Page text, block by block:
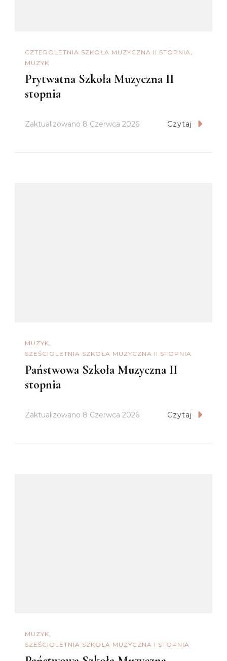
CZTEROLETNIA SZKOŁA MUZYCZNA II STOPNIA
MUZYK
Prytwatna Szkoła Muzyczna II
stopnia
Zaktualizowano 8 Czerwca 2026 Czytaj
MUZYK
SZEŚCIOLETNIA SZKOŁA MUZYCZNA II STOPNIA
Państwowa Szkoła Muzyczna II
stopnia
Zaktualizowano 8 Czerwca 2026 Czytaj
MUZYK
SZEŚCIOLETNIA SZKOŁA MUZYCZNA I STOPNIA